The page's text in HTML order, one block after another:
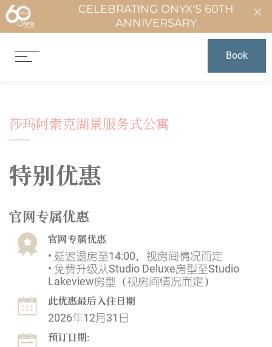
CELEBRATING ONYX'S 60TH
ANNIVERSARY
Book
莎玛阿索克湖景服务式公寓
特别优惠
官网专属优惠
官网专属优惠
• 延迟退房至14:00，视房间情况而定
• 免费升级从Studio Deluxe房型至Studio
Lakeview房型（视房间情况而定）
此优惠最后入住日期
2026年12月31日
预订日期: